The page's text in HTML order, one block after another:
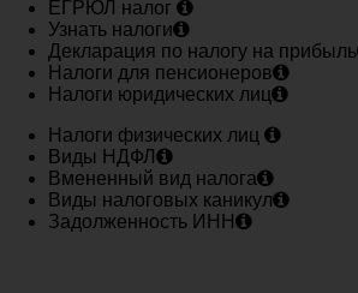
ЕГРЮЛ налог
Узнать налоги
Декларация по налогу на прибыль
Налоги для пенсионеров
Налоги юридических лиц
Налоги физических лиц
Виды НДФЛ
Вмененный вид налога
Виды налоговых каникул
Задолженность ИНН